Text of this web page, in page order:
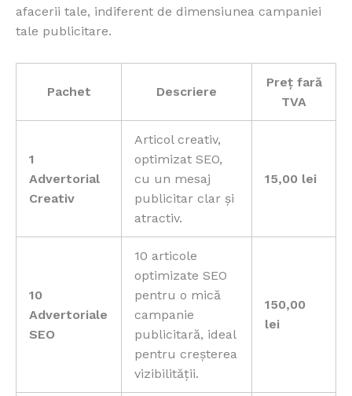
afacerii tale, indiferent de dimensiunea campaniei
tale publicitare.
Pachet Descriere
Preț fară
TVA
1
Advertorial
Creativ
Articol creativ,
optimizat SEO,
cu un mesaj
publicitar clar și
atractiv.
15,00 lei
10
Advertoriale
SEO
10 articole
optimizate SEO
pentru o mică
campanie
publicitară, ideal
pentru creșterea
vizibilității.
150,00
lei